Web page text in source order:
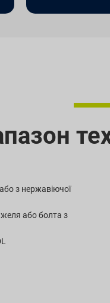
з нержавіючої
або болта з